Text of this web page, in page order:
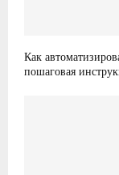
Как
пошаговая